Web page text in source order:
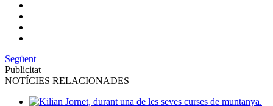
Següent
Publicitat
NOTÍCIES RELACIONADES